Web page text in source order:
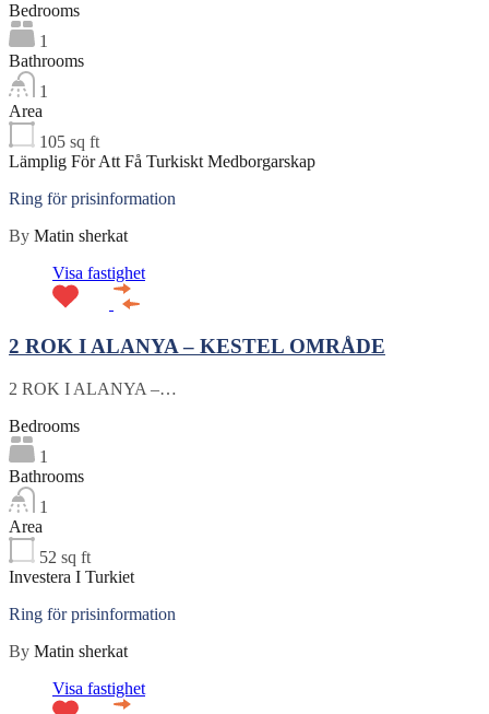
Bedrooms
1
Bathrooms
1
Area
105 sq ft
Lämplig För Att Få Turkiskt Medborgarskap
Ring för prisinformation
By Matin sherkat
Visa fastighet
2 ROK I ALANYA – KESTEL OMRÅDE
2 ROK I ALANYA –…
Bedrooms
1
Bathrooms
1
Area
52 sq ft
Investera I Turkiet
Ring för prisinformation
By Matin sherkat
Visa fastighet